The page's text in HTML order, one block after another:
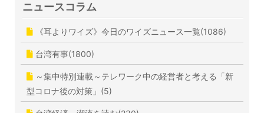
ニュースコラム
《耳よりワイズ》今日のワイズニュース一覧(1086)
台湾有事(1800)
～集中特別連載～テレワーク中の経営者と考える「新
型コロナ後の対策」(5)